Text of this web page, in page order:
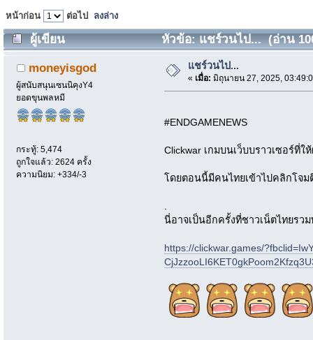
หน้าก่อน ต่อไป ลงล่าง
ผู้เขียน หัวข้อ: แชร์วนไป... (อ่าน
moneyisgod
ผู้สนับสนุนเซนนิคุงY4
ยอดขุนพลหมี
กระทู้: 5,474
ถูกใจแล้ว: 2624 ครั้ง
ความนิยม: +334/-3
แชร์วนไป...
« เมื่อ: มิถุนายน 27, 2025,
#ENDGAMENEWS
Clickwar เกมบนเว็บบราวเซอร์ที่
โดยตอนนี้มีคนไทยเข้าไปคลิกโจม
นี่อาจเป็นอีกครั้งที่ชาวเน็ตไทยรว
https://clickwar.games/